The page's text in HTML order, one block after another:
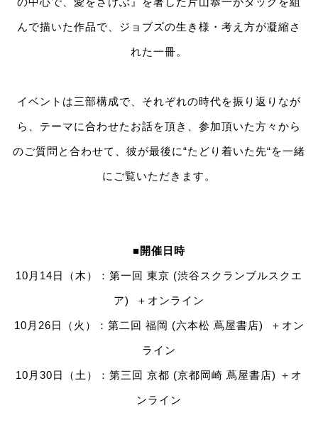
んで描いた作品で、ジョブズの生き様・考え方が凝縮さ
れた一冊。
イベントは三部構成で、それぞれの時代を振り返りなが
ら、テーマに合わせたお話を頂き、参加頂いた方々から
のご質問と合わせて、彼が最後に“たどり着いた先“を一緒
にご覧いただきます。
■開催日時
10月14日（木）：第一回 東京 (渋谷スクランブルスクエ
ア) ＋オンライン
10月26日（火）：第二回 福岡 (六本松 蔦屋書店) ＋オン
ライン
10月30日（土）：第三回 京都 (京都岡崎 蔦屋書店) ＋オ
ンライン